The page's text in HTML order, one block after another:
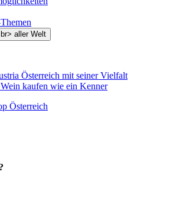
Österreich mit seiner Vielfalt
Wein kaufen wie ein Kenner